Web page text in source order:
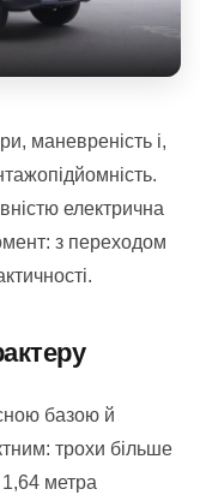
маневреність і,
електрична
з переходом
базою й
трохи більше
метра